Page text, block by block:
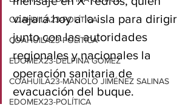
COAHUILA23-POLÍTICA
COAHUILA23-POLÍTICA
EDOMEX23-DELFINA GÓMEZ
COAHUILA23-MANOLO JIMÉNEZ SALINAS
EDOMEX23-POLÍTICA
viajará hoy a la isla para dirigir
junto con las autoridades
regionales y nacionales la
operación sanitaria de
evacuación del buque.